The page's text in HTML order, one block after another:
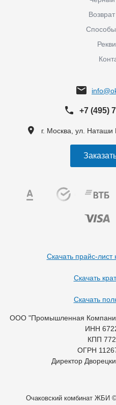
+7 (495)
г. Москва, ул.
Скачать прайс-лист
Скачать
Скачать
ООО "Промышленная
ИНН
КПП
ОГРН
Директор
Очаковский комбинат ЖБИ